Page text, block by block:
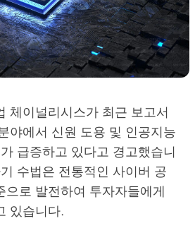
체이널리시스가 최근 보고서
야에서 신원 도용 및 인공지능
급증하고 있다고 경고했습니
수법은 전통적인 사이버 공
으로 발전하여 투자자들에게
있습니다.